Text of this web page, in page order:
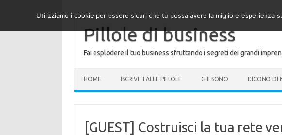
Pillole di business
Fai esplodere il tuo business sfruttando i segreti dei grandi
HOME ISCRIVITI ALLE PILLOLE CHI SONO DICONO DI
[GUEST] Costruisci la tua rete
Utilizziamo i cookie per essere sicuri che tu possa avere la migliore